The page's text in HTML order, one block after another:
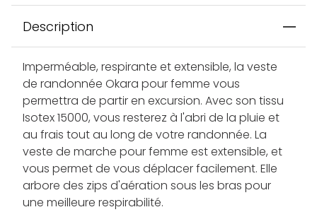
Description
Imperméable, respirante et extensible, la veste
de randonnée Okara pour femme vous
permettra de partir en excursion. Avec son tissu
Isotex 15000, vous resterez à l'abri de la pluie et
au frais tout au long de votre randonnée. La
veste de marche pour femme est extensible, et
vous permet de vous déplacer facilement. Elle
arbore des zips d'aération sous les bras pour
une meilleure respirabilité.